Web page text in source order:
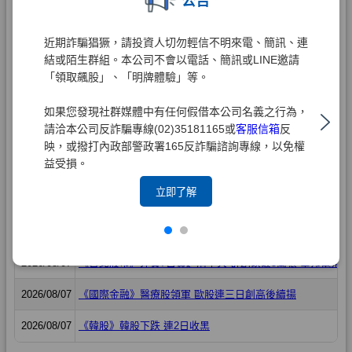
近期詐騙猖獗，請投資人切勿輕信不明來電、簡訊、連
結或陌生群組。本公司不會以電話、簡訊或LINE邀請
「領取飆股」、「明牌體驗」等。
如果您發現社群媒體中有任何假借本公司名義之行為，
請洽本公司反詐騙專線(02)35181165或客服信箱反
映，或撥打內政部警政署165反詐騙諮詢專線，以免權
益受損。
立即了解